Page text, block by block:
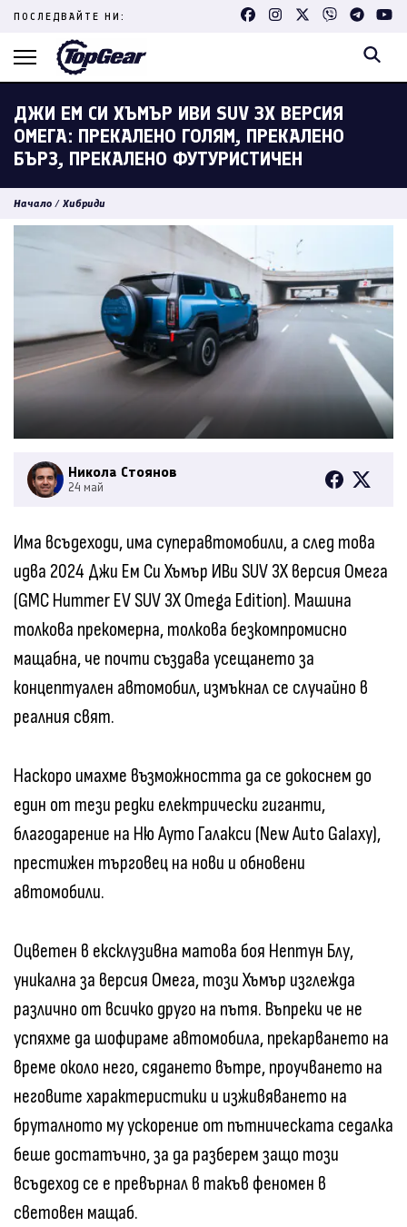
Skip
content
ПОСЛЕДВАЙТЕ НИ:
ДЖИ ЕМ СИ ХЪМЪР ИВИ SUV 3X ВЕРСИЯ
ОМЕГА: ПРЕКАЛЕНО ГОЛЯМ, ПРЕКАЛЕНО
БЪРЗ, ПРЕКАЛЕНО ФУТУРИСТИЧЕН
Начало / Хибриди
Никола Стоянов
24 май
Има всъдеходи, има суперавтомобили, а след това
идва 2024 Джи Ем Си Хъмър ИВи SUV 3X версия Омега
(GMC Hummer EV SUV 3X Omega Edition). Машина
толкова прекомерна, толкова безкомпромисно
мащабна, че почти създава усещането за
концептуален автомобил, измъкнал се случайно в
реалния свят.
Наскоро имахме възможността да се докоснем до
един от тези редки електрически гиганти,
благодарение на Ню Ауто Галакси (New Auto Galaxy),
престижен търговец на нови и обновени
автомобили.
Оцветен в ексклузивна матова боя Нептун Блу,
уникална за версия Омега, този Хъмър изглежда
различно от всичко друго на пътя. Въпреки че не
успяхме да шофираме автомобила, прекарването на
време около него, сядането вътре, проучването на
неговите характеристики и изживяването на
бруталното му ускорение от пътническата седалка
беше достатъчно, за да разберем защо този
всъдеход се е превърнал в такъв феномен в
световен мащаб.